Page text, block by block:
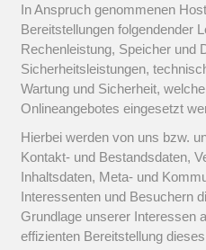
In Anspruch genommenen
Bereitstellungen folgendender
Rechenleistung, Speicher und
Sicherheitsleistungen,
Wartung und Sicherheit,
Onlineangebotes eingesetzt
Hierbei werden von uns bzw.
Kontakt- und Bestandsdaten,
Inhaltsdaten, Meta- und
Interessenten und Besuchern
Grundlage unserer Interessen
effizienten Bereitstellung